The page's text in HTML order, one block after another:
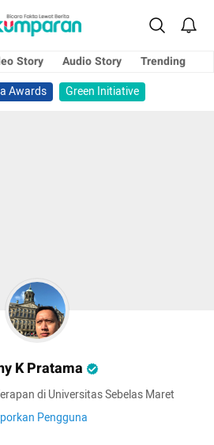
Story Audio Story
Trending
Awards
Green Initiative
K Pratama
di Universitas Sebelas Maret
Pengguna